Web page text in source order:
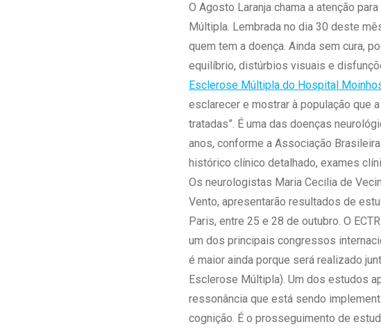
Estrutura de Gestão
Exames - Portal Médico
Farmácia
Fisioterapia
O Agosto Laranja chama a atenção
Múltipla. Lembrada no dia 30 deste
quem tem a doença. Ainda sem cura,
equilíbrio, distúrbios visuais e
Esclerose Múltipla do Hospital
esclarecer e mostrar à população que
tratadas”. É uma das doenças
anos, conforme a Associação
histórico clínico detalhado, exames
Os neurologistas Maria Cecilia de
Vento, apresentarão resultados de
Paris, entre 25 e 28 de outubro. O
um dos principais congressos
é maior ainda porque será realizado
Esclerose Múltipla). Um dos estudos
ressonância que está sendo
cognição. É o prosseguimento de